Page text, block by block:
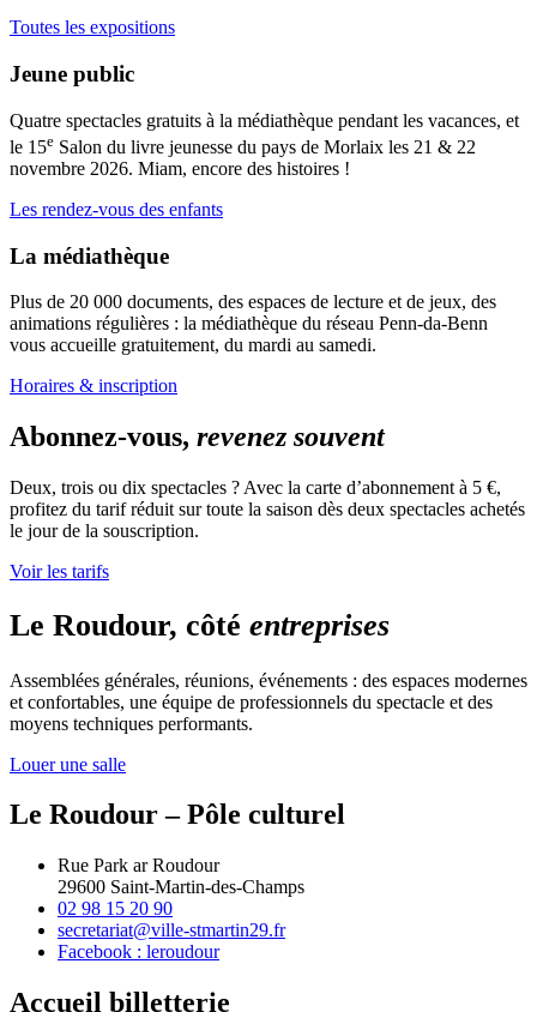
Toutes les expositions
Jeune public
Quatre spectacles gratuits à la médiathèque pendant les vacances, et
le 15e Salon du livre jeunesse du pays de Morlaix les 21 & 22
novembre 2026. Miam, encore des histoires !
Les rendez-vous des enfants
La médiathèque
Plus de 20 000 documents, des espaces de lecture et de jeux, des
animations régulières : la médiathèque du réseau Penn-da-Benn
vous accueille gratuitement, du mardi au samedi.
Horaires & inscription
Abonnez-vous, revenez souvent
Deux, trois ou dix spectacles ? Avec la carte d’abonnement à 5 €,
profitez du tarif réduit sur toute la saison dès deux spectacles achetés
le jour de la souscription.
Voir les tarifs
Le Roudour, côté entreprises
Assemblées générales, réunions, événements : des espaces modernes
et confortables, une équipe de professionnels du spectacle et des
moyens techniques performants.
Louer une salle
Le Roudour – Pôle culturel
Rue Park ar Roudour
29600 Saint-Martin-des-Champs
02 98 15 20 90
secretariat@ville-stmartin29.fr
Facebook : leroudour
Accueil billetterie